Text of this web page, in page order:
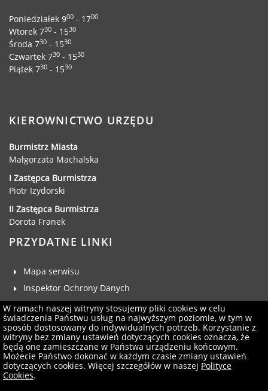
Poniedziałek 900 - 1700
Wtorek 730 - 1530
Środa 730 - 1530
Czwartek 730 - 1530
Piątek 730 - 1530
KIEROWNICTWO URZĘDU
Burmistrz Miasta
Małgorzata Machalska
I Zastępca Burmistrza
Piotr Izydorski
II Zastępca Burmistrza
Dorota Franek
PRZYDATNE LINKI
Mapa serwisu
Inspektor Ochrony Danych
Deklaracja dostępności
Klauzula RODO
Zgłoś uwagi
Administrator serwisu
Newsletter
W ramach naszej witryny stosujemy pliki cookies w celu
świadczenia Państwu usług na najwyższym poziomie, w tym w
sposób dostosowany do indywidualnych potrzeb. Korzystanie z
witryny bez zmiany ustawień dotyczących cookies oznacza, że
będą one zamieszczane w Państwa urządzeniu końcowym.
Możecie Państwo dokonać w każdym czasie zmiany ustawień
dotyczących cookies. Więcej szczegółów w naszej Polityce
Cookies.